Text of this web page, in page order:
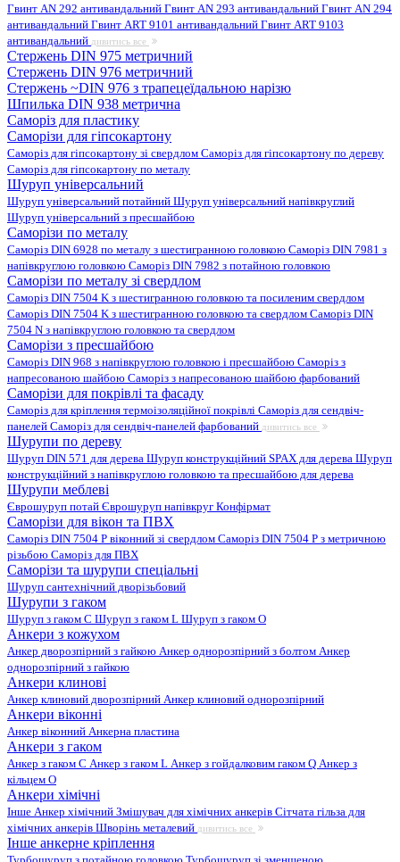
Гвинт AN 292 антивандальний Гвинт AN 293 антивандальний Гвинт AN 294
антивандальний Гвинт ART 9101 антивандальний Гвинт ART 9103
антивандальний дивитись все
Стержень DIN 975 метричний
Стержень DIN 976 метричний
Стержень ~DIN 976 з трапецеїдальною нарізю
Шпилька DIN 938 метрична
Саморіз для пластику
Саморізи для гіпсокартону
Саморіз для гіпсокартону зі свердлом Саморіз для гіпсокартону по дереву
Саморіз для гіпсокартону по металу
Шуруп універсальний
Шуруп універсальний потайний Шуруп універсальний напівкруглий
Шуруп універсальний з пресшайбою
Саморізи по металу
Саморіз DIN 6928 по металу з шестигранною головкою Саморіз DIN 7981 з
напівкруглою головкою Саморіз DIN 7982 з потайною головкою
Саморізи по металу зі свердлом
Саморіз DIN 7504 K з шестигранною головкою та посиленим свердлом
Саморіз DIN 7504 K з шестигранною головкою та свердлом Саморіз DIN
7504 N з напівкруглою головкою та свердлом
Саморізи з пресшайбою
Саморіз DIN 968 з напівкруглою головкою і пресшайбою Саморіз з
напресованою шайбою Саморіз з напресованою шайбою фарбований
Саморізи для покрівлі та фасаду
Саморіз для кріплення термоізоляційної покрівлі Саморіз для сендвіч-
панелей Саморіз для сендвіч-панелей фарбований дивитись все
Шурупи по дереву
Шуруп DIN 571 для дерева Шуруп конструкційний SPAX для дерева Шуруп
конструкційний з напівкруглою головкою та пресшайбою для дерева
Шурупи меблеві
Єврошуруп потай Єврошуруп напівкруг Конфірмат
Саморізи для вікон та ПВХ
Саморіз DIN 7504 P віконний зі свердлом Саморіз DIN 7504 P з метричною
різьбою Саморіз для ПВХ
Саморізи та шурупи спеціальні
Шуруп сантехнічний дворізьбовий
Шурупи з гаком
Шуруп з гаком C Шуруп з гаком L Шуруп з гаком O
Анкери з кожухом
Анкер дворозпірний з гайкою Анкер однорозпірний з болтом Анкер
однорозпірний з гайкою
Анкери клинові
Анкер клиновий дворозпірний Анкер клиновий однорозпірний
Анкери віконні
Анкер віконний Анкерна пластина
Анкери з гаком
Анкер з гаком C Анкер з гаком L Анкер з гойдалковим гаком Q Анкер з
кільцем O
Анкери хімічні
Інше Анкер хімічний Змішувач для хімічних анкерів Сітчата гільза для
хімічних анкерів Шворінь металевий дивитись все
Інше анкерне кріплення